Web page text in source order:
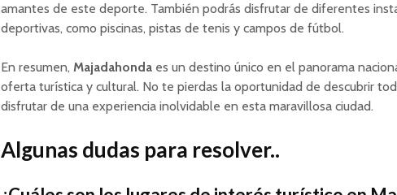
amantes de este deporte. También podrás disfrutar de diferentes
deportivas, como piscinas, pistas de tenis y campos de fútbol.
En resumen, Majadahonda es un destino único en el panorama
oferta turística y cultural. No te pierdas la oportunidad de descubrir
disfrutar de una experiencia inolvidable en esta maravillosa ciudad.
Algunas dudas para resolver..